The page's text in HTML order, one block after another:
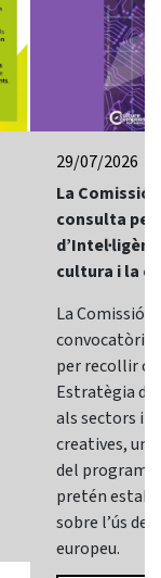
29/07/2026
La Comissió
consulta
cultura i la
La Comissió
convocatòria
per recollir
Estratègia
als sectors i
creatives,
del programa
pretén
sobre l’ús de
europeu.